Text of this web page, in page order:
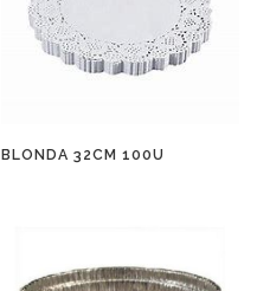
BLONDA 32CM 100U